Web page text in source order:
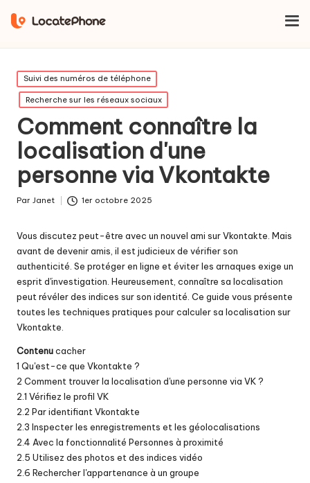
Maison Suivi des numéros de téléphone
Comment connaître la
localisation d'une personne via Vkontakte
Publié
dans
Suivi des numéros de téléphone
Recherche sur les réseaux sociaux
Comment connaître la
localisation d'une
personne via Vkontakte
Publié
Par Janet 1er octobre 2025
Vous discutez peut-être avec un nouvel ami sur Vkontakte. Mais
avant de devenir amis, il est judicieux de vérifier son
authenticité. Se protéger en ligne et éviter les arnaques exige un
esprit d'investigation. Heureusement, connaître sa localisation
peut révéler des indices sur son identité. Ce guide vous présente
toutes les techniques pratiques pour calculer sa localisation sur
Vkontakte.
Contenucacher
1 Qu'est-ce que Vkontakte ?
2 Comment trouver la localisation d'une personne via VK ?
2.1 Vérifiez le profil VK
2.2 Par identifiant Vkontakte
2.3 Inspecter les enregistrements et les géolocalisations
2.4 Avec la fonctionnalité Personnes à proximité
2.5 Utilisez des photos et des indices vidéo
2.6 Rechercher l'appartenance à un groupe